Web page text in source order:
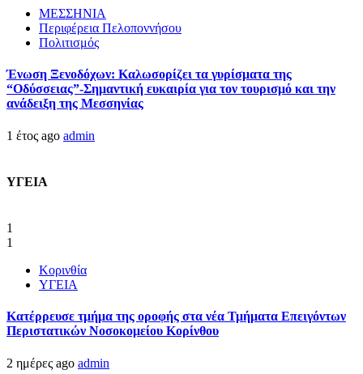
ΜΕΣΣΗΝΙΑ
Περιφέρεια Πελοποννήσου
Πολιτισμός
Ένωση Ξενοδόχων: Καλωσορίζει τα γυρίσματα της
“Οδύσσειας”-Σημαντική ευκαιρία για τον τουρισμό και την
ανάδειξη της Μεσσηνίας
1 έτος ago admin
ΥΓΕΙΑ
1
1
Κορινθία
ΥΓΕΙΑ
Kατέρρευσε τμήμα της οροφής στα νέα Τμήματα Επειγόντων
Περιστατικών Νοσοκομείου Κορίνθου
2 ημέρες ago admin